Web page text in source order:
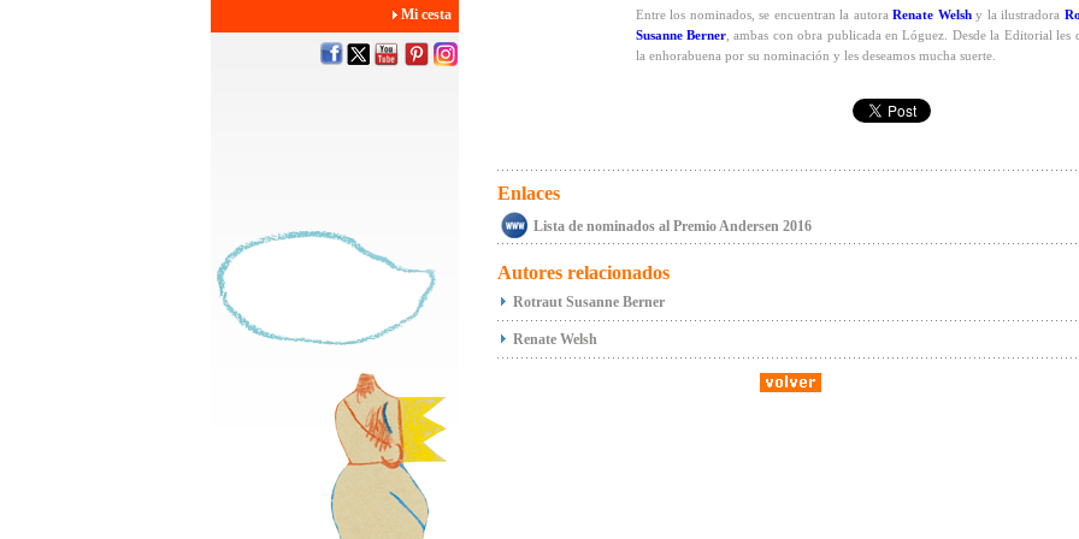
Mi cesta Entre los nominados, se encuentran la autora Renate Welshy la ilustradora
Susanne Berner, ambas con obra publicada en Lóguez. Desde la Editorial les
la enhorabuena por su nominación y les deseamos mucha suerte.
Enlaces
Lista de nominados al Premio Andersen 2016
Autores relacionados
Rotraut Susanne Berner
Renate Welsh